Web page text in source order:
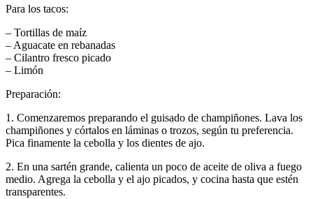
Para los tacos:
– Tortillas de maíz
– Aguacate en rebanadas
– Cilantro fresco picado
– Limón
Preparación:
1. Comenzaremos preparando el guisado de champiñones. Lava los
champiñones y córtalos en láminas o trozos, según tu preferencia.
Pica finamente la cebolla y los dientes de ajo.
2. En una sartén grande, calienta un poco de aceite de oliva a fuego
medio. Agrega la cebolla y el ajo picados, y cocina hasta que estén
transparentes.